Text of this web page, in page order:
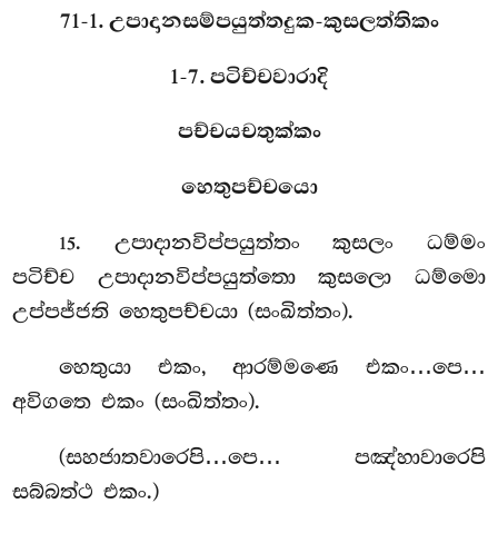
71-1. උපාදානසම්පයුත්තදුක-කුසලත්තිකං
1-7. පටිච්චවාරාදි
පච්චයචතුක්කං
හෙතුපච්චයො
15. උපාදානවිප්පයුත්තං කුසලං ධම්මං
පටිච්ච උපාදානවිප්පයුත්තො කුසලො ධම්මො
උප්පජ්ජති හෙතුපච්චයා (සංඛිත්තං).
හෙතුයා එකං, ආරම්මණෙ එකං…පෙ…
අවිගතෙ එකං (සංඛිත්තං).
(සහජාතවාරෙපි…පෙ… පඤ්හාවාරෙපි
සබ්බත්ථ එකං.)